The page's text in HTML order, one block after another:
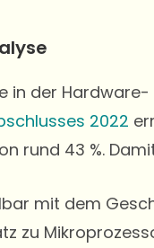
in der
2022
rund 43 %.
mit dem
zu